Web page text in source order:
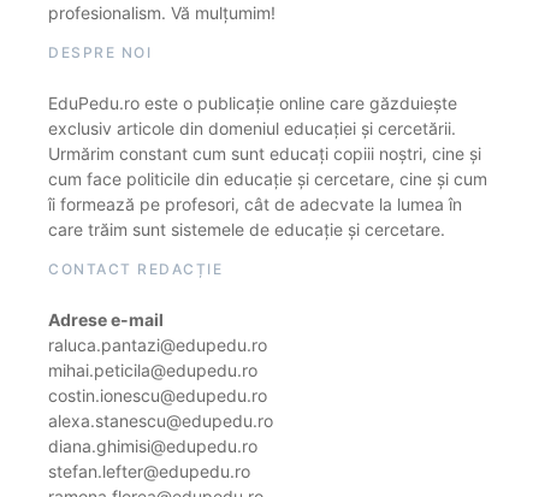
profesionalism. Vă mulțumim!
DESPRE NOI
EduPedu.ro este o publicație online care găzduiește
exclusiv articole din domeniul educației și cercetării.
Urmărim constant cum sunt educați copiii noștri, cine și
cum face politicile din educație și cercetare, cine și cum
îi formează pe profesori, cât de adecvate la lumea în
care trăim sunt sistemele de educație și cercetare.
CONTACT REDACȚIE
Adrese e-mail
raluca.pantazi@edupedu.ro
mihai.peticila@edupedu.ro
costin.ionescu@edupedu.ro
alexa.stanescu@edupedu.ro
diana.ghimisi@edupedu.ro
stefan.lefter@edupedu.ro